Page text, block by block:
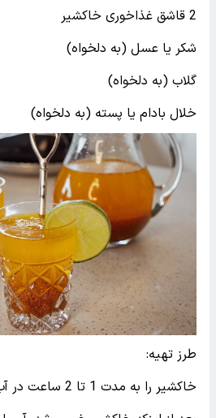
2 قاشق غذاخوری خاکشیر
شکر یا عسل (به دلخواه)
گلاب (به دلخواه)
خلال بادام یا پسته (به دلخواه)
طرز تهیه:
خاکشیر را به مدت 1 تا 2 ساعت در آب خیس کنید.